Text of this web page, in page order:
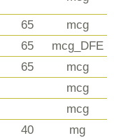
65
mcg
65
mcg_DFE
65
mcg
mcg
mcg
40
mg